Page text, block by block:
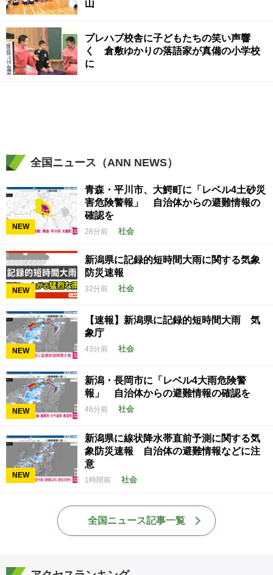
山
プレハブ校舎に子どもたちの笑い声響
く 倉敷ゆかりの落語家が真備の小学校
に
全国ニュース（ANN NEWS）
NEW
青森・平川市、大鰐町に「レベル4土砂災
害危険警報」 自治体からの避難情報の
確認を
28分前 社会
NEW
新潟県に記録的短時間大雨に関する気象
防災速報
32分前 社会
NEW
【速報】新潟県に記録的短時間大雨 気
象庁
43分前 社会
NEW
新潟・長岡市に「レベル4大雨危険警
報」 自治体からの避難情報の確認を
46分前 社会
NEW
新潟県に線状降水帯直前予測に関する気
象防災速報 自治体の避難情報などに注
意
1時間前 社会
全国ニュース記事一覧